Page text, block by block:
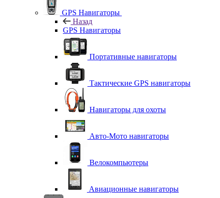
GPS Навигаторы
Назад
GPS Навигаторы
Портативные навигаторы
Тактические GPS навигаторы
Навигаторы для охоты
Авто-Мото навигаторы
Велокомпьютеры
Авиационные навигаторы